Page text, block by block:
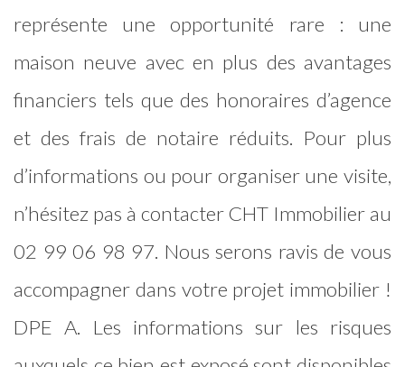
représente une opportunité rare : une
maison neuve avec en plus des avantages
financiers tels que des honoraires d’agence
et des frais de notaire réduits. Pour plus
d’informations ou pour organiser une visite,
n’hésitez pas à contacter CHT Immobilier au
02 99 06 98 97. Nous serons ravis de vous
accompagner dans votre projet immobilier !
DPE A. Les informations sur les risques